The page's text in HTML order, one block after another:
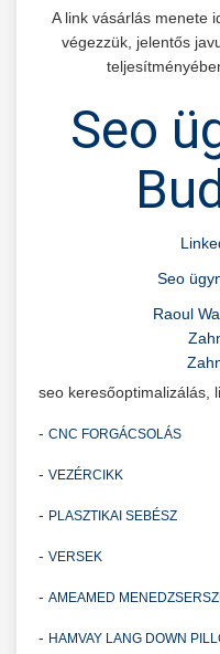
A link vásárlás menete
végezzük, jelentős
Seo
Seo
Raoul
seo keresőoptimalizálás,
- CNC FORGÁCSOLÁS
- VEZÉRCIKK
- PLASZTIKAI SEBÉSZ
- VERSEK
- AMEAMED
- HAMVAY LANG DOWN